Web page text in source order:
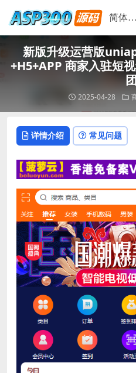
新版升级运营版
+H5+APP 商家入驻短
2025-04-28
详情介绍 常见问题